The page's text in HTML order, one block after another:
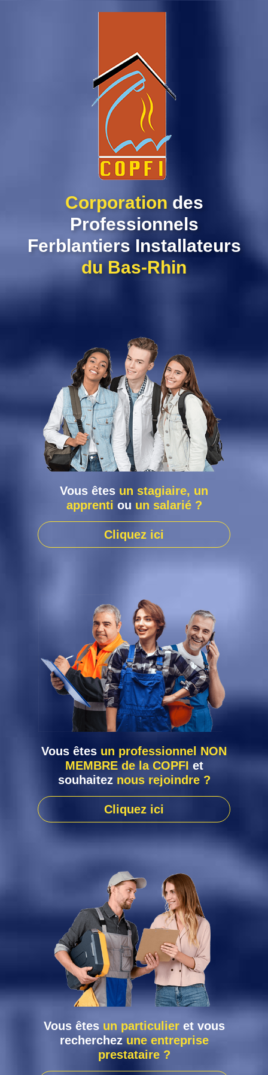
Corporation des
Professionnels
Ferblantiers Installateurs
du Bas-Rhin
Vous êtes un stagiaire, un
apprenti ou un salarié ?
Cliquez ici
Vous êtes un professionnel NON
MEMBRE de la COPFI et
souhaitez nous rejoindre ?
Cliquez ici
Vous êtes un particulieret vous
recherchezune entreprise
prestataire ?